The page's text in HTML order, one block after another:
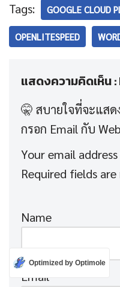
Tags: GOOGLE CLOUD
OPENLITESPEED
แสดงความคิดเห็น
Your email
Required fields
Name
Email
Optimized by Optimole